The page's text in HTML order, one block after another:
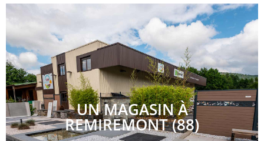
UN MAGASIN À
REMIREMONT (88)